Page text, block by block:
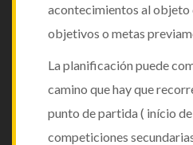
acontecimientos al objeto
objetivos o metas
La planificación puede
camino que hay que
punto de partida ( início
competiciones